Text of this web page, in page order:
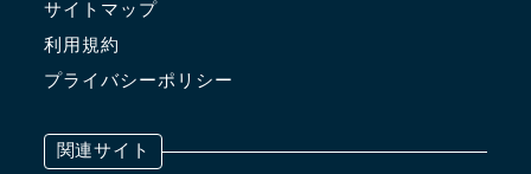
サイトマップ
利用規約
プライバシーポリシー
関連サイト